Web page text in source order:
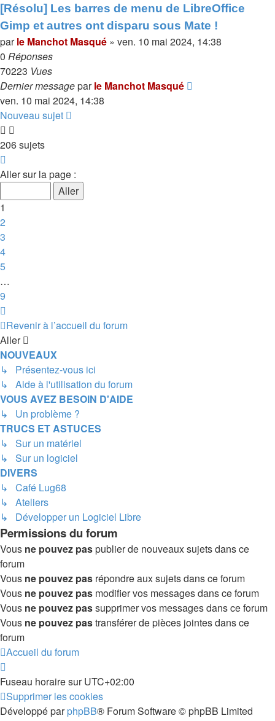
[Résolu] Les barres de menu de LibreOffice
Gimp et autres ont disparu sous Mate !
parle Manchot Masqué » ven. 10 mai 2024, 14:38
0 Réponses
70223 Vues
Dernier messageparle Manchot Masqué
ven. 10 mai 2024, 14:38
Nouveau sujet
206 sujets
1
9
Aller sur la page :
1
2
3
4
5
…
9
Revenir à l’accueil du forum
Aller
NOUVEAUX
↳ Présentez-vous ici
↳ Aide à l'utilisation du forum
VOUS AVEZ BESOIN D'AIDE
↳ Un problème ?
TRUCS ET ASTUCES
↳ Sur un matériel
↳ Sur un logiciel
DIVERS
↳ Café Lug68
↳ Ateliers
↳ Développer un Logiciel Libre
Permissions du forum
Vous ne pouvez paspublier de nouveaux sujets dans ce
forum
Vous ne pouvez pas répondre aux sujets dans ce forum
Vous ne pouvez pas modifier vos messages dans ce forum
Vous ne pouvez passupprimer vos messages dans ce forum
Vous ne pouvez pastransférer de pièces jointes dans ce
forum
Accueil du forum
Fuseau horaire surUTC+02:00
Supprimer les cookies
Développé parphpBB® Forum Software © phpBB Limited